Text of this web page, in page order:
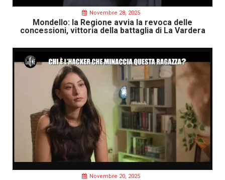
Novembre 28, 2025
Mondello: la Regione avvia la revoca delle
concessioni, vittoria della battaglia di La Vardera
Novembre 20, 2025